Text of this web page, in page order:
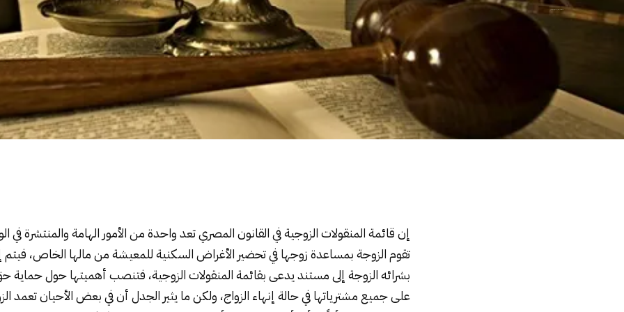
إن قائمة المنقولات الزوجية في القانون المصري تعد واحدة من الأمور الهامة والمنتشرة في
تقوم الزوجة بمساعدة زوجها في تحضير الأغراض السكنية للمعيشة من مالها الخاص،
بشرائه الزوجة إلى مستند يدعى بقائمة المنقولات الزوجية، فتنصب أهميتها حول حماية
على جميع مشترياتها في حالة إنهاء الزواج، ولكن ما يثير الجدل أن في بعض الأحيان تعمد